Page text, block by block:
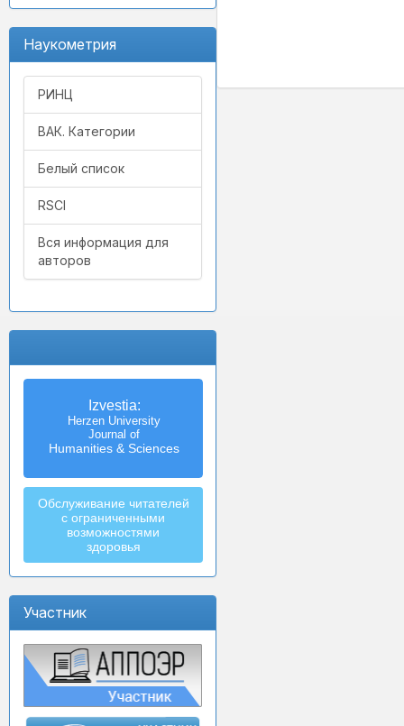
Наукометрия
РИНЦ
ВАК. Категории
Белый список
RSCI
Вся информация для
авторов
Izvestia:
Herzen University
Journal of
Humanities & Sciences
Обслуживание читателей
с ограниченными
возможностями
здоровья
Участник